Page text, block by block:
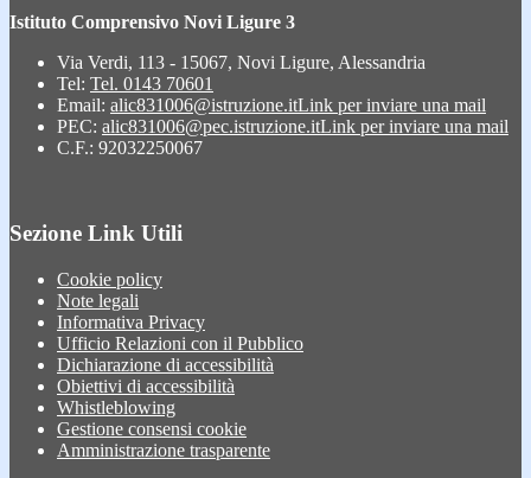
Istituto Comprensivo Novi Ligure 3
Via Verdi, 113 - 15067, Novi Ligure, Alessandria
Tel: Tel. 0143 70601
Email: alic831006@istruzione.itLink per inviare una mail
PEC: alic831006@pec.istruzione.itLink per inviare una mail
C.F.: 92032250067
Sezione Link Utili
Cookie policy
Note legali
Informativa Privacy
Ufficio Relazioni con il Pubblico
Dichiarazione di accessibilità
Obiettivi di accessibilità
Whistleblowing
Gestione consensi cookie
Amministrazione trasparente